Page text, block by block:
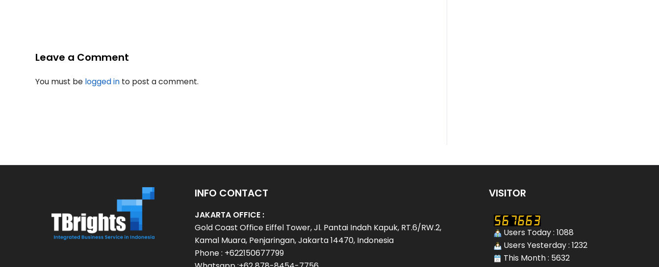
Leave a Comment
You must be logged in to post a comment.
INFO CONTACT
JAKARTA OFFICE :
Gold Coast Office Eiffel Tower, Jl. Pantai Indah Kapuk, RT.6/RW.2,
Kamal Muara, Penjaringan, Jakarta 14470, Indonesia
Phone : +622150677799
VISITOR
Users Today : 1088
Users Yesterday : 1232
This Month : 5632